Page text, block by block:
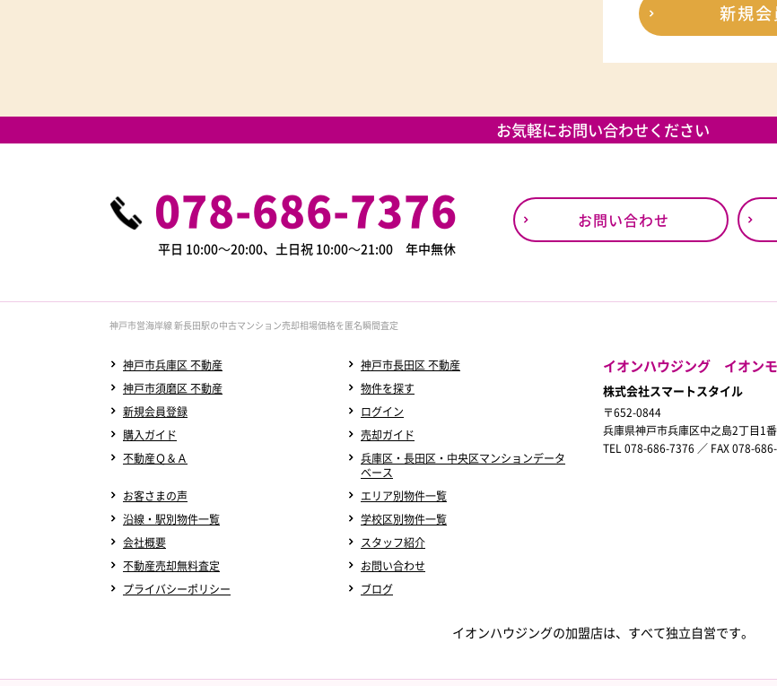
新規
お気軽にお問い合わせください
078-686-7376
平日 10:00～20:00、土日祝 10:00～21:00 年中無休
お問い合わせ
神戸市営海岸線 新長田駅の中古マンション売却相場価格を匿名瞬間査定
神戸市兵庫区 不動産
神戸市長田区 不動産
神戸市須磨区 不動産
物件を探す
新規会員登録
ログイン
購入ガイド
売却ガイド
不動産Ｑ＆Ａ
兵庫区・長田区・中央区マンションデータ
ベース
お客さまの声
エリア別物件一覧
沿線・駅別物件一覧
学校区別物件一覧
会社概要
スタッフ紹介
不動産売却無料査定
お問い合わせ
プライバシーポリシー
ブログ
イオンハウジング イオン
株式会社スマートスタイル
〒652-0844
兵庫県神戸市兵庫区中之島2丁目1
TEL 078-686-7376 ／ FAX 078-
イオンハウジングの加盟店は、すべて独立自営です。